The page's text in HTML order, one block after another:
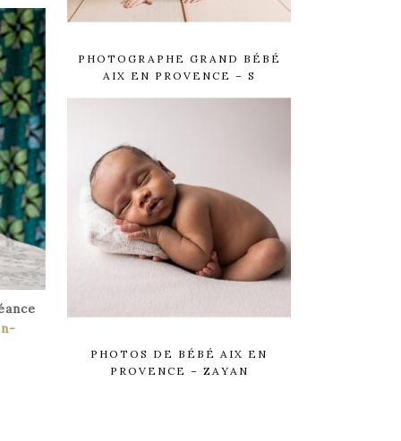
PHOTOGRAPHE GRAND BÉBÉ
AIX EN PROVENCE – S
PHOTOS DE BÉBÉ AIX EN
PROVENCE – ZAYAN